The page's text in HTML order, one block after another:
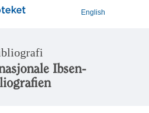
English
Ibsen-